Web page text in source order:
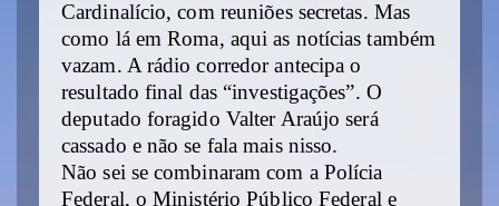
Cardinalício, com reuniões secretas. Mas
como lá em Roma, aqui as notícias também
vazam. A rádio corredor antecipa o
resultado final das “investigações”. O
deputado foragido Valter Araújo será
cassado e não se fala mais nisso.
Não sei se combinaram com a Polícia
Federal, o Ministério Público Federal e